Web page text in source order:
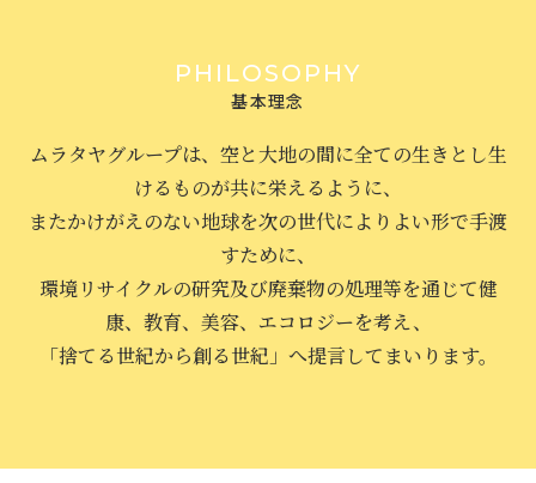
PHILOSOPHY
基本理念
ムラタヤグループは、空と大地の間に全ての生きとし生
けるものが共に栄えるように、
またかけがえのない地球を次の世代によりよい形で手渡
すために、
環境リサイクルの研究及び廃棄物の処理等を通じて健
康、教育、美容、エコロジーを考え、
「捨てる世紀から創る世紀」へ提言してまいります。